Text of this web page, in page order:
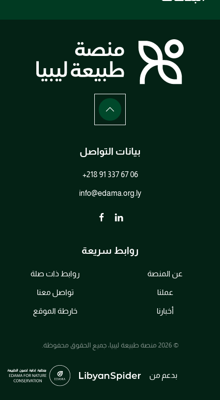
بيانات التواصل
+218 91 337 67 06
info@edama.org.ly
روابط سريعة
عن المنصة
عملنا
أخبارنا
روابط ذات صلة
تواصل معنا
خارطة الموقع
© 2026 منصة طبيعة ليبيا، جميع الحقوق محفوظة.
بدعم من